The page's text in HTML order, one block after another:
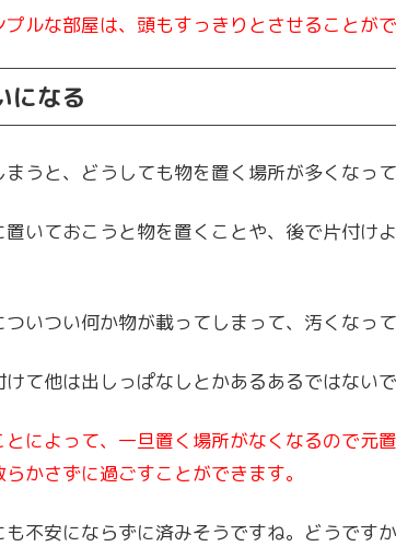
ルな部屋は、頭もすっきりとさせることがで
になる
うと、どうしても物を置く場所が多くなって
いておこうと物を置くことや、後で片付け
いつい何か物が載ってしまって、汚くなっ
て他は出しっぱなしとかあるあるではない
によって、一旦置く場所がなくなるので元
かさずに過ごすことができます。
不安にならずに済みそうですね。どうです